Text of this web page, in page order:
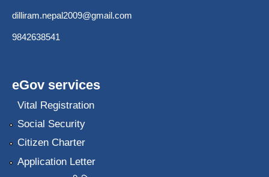
dilliram.nepal2009@gmail.com
9842638541
eGov services
Vital Registration
Social Security
Citizen Charter
Application Letter